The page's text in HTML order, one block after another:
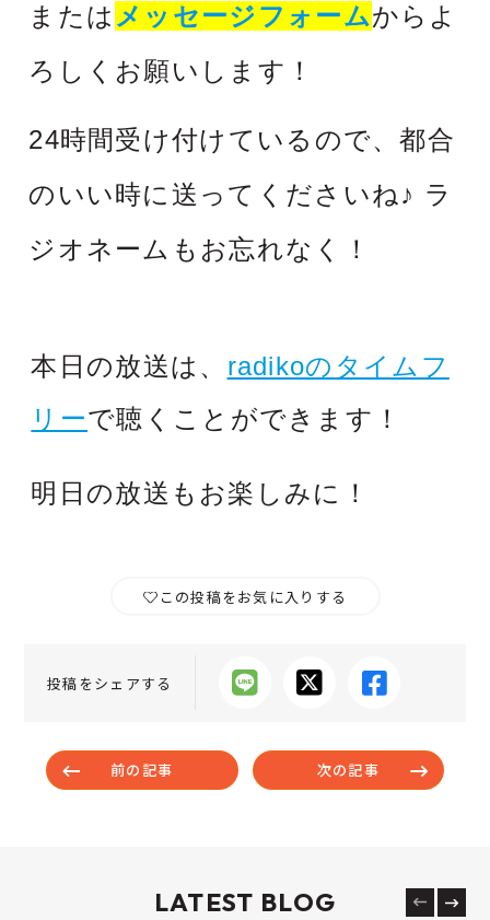
または メッセージフォームからよ
ろしくお願いします！
24時間受け付けているので、都合
のいい時に送ってくださいね♪ ラ
ジオネームもお忘れなく！
本日の放送は、 radikoのタイムフ
リーで聴くことができます！
明日の放送もお楽しみに！
この投稿をお気に入りする
投稿をシェアする
前の記事 次の記事
LATEST BLOG